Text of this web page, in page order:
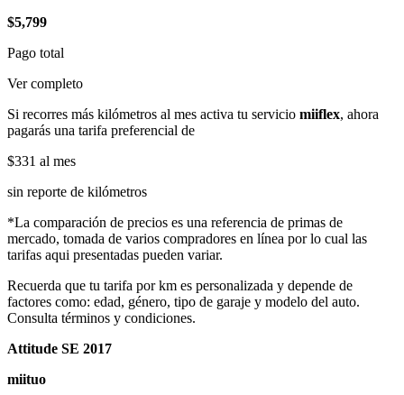
$5,799
Pago total
Ver completo
Si recorres más kilómetros al mes activa tu servicio miiflex, ahora
pagarás una tarifa preferencial de
$331 al mes
sin reporte de kilómetros
*La comparación de precios es una referencia de primas de
mercado, tomada de varios compradores en línea por lo cual las
tarifas aqui presentadas pueden variar.
Recuerda que tu tarifa por km es personalizada y depende de
factores como: edad, género, tipo de garaje y modelo del auto.
Consulta términos y condiciones.
Attitude SE 2017
miituo